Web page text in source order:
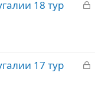
З
т
18 тур
З
17 тур